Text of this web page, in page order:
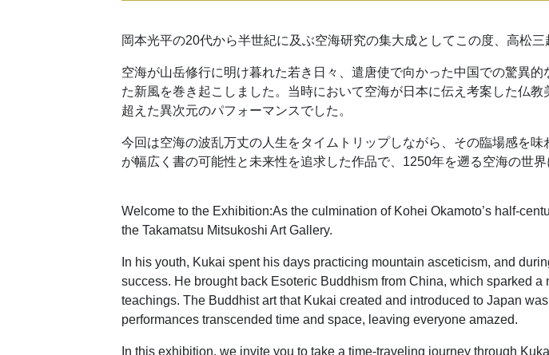
岡本光平の20代から半世紀に及ぶ空海研究の集大成としてこの度、高松
空海が山岳修行に明け暮れた若き日々、遣唐使で向かった中国での驚異
た新風を巻き起こしました。当時において空海が日本に伝え考案した仏
超えた異次元のパフォーマンスでした。
今回は空海の波乱万丈の人生をタイムトリップしながら、その臨場感を
が幅広く書の可能性と未来性を追求した作品で、1250年を遡る空海の世界
Welcome to the Exhibition:As the culmination of Kohei Okamoto’s half-
the Takamatsu Mitsukoshi Art Gallery.
In his youth, Kukai spent his days practicing mountain asceticism, and
success. He brought back Esoteric Buddhism from China, which sparked
teachings. The Buddhist art that Kukai created and introduced to Japan
performances transcended time and space, leaving everyone amazed.
In this exhibition, we invite you to take a time-traveling journey through